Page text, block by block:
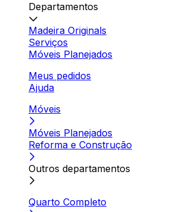
Departamentos
Madeira Originals
Serviços
Móveis Planejados
Meus pedidos
Ajuda
Móveis
Móveis Planejados
Reforma e Construção
Outros departamentos
Quarto Completo